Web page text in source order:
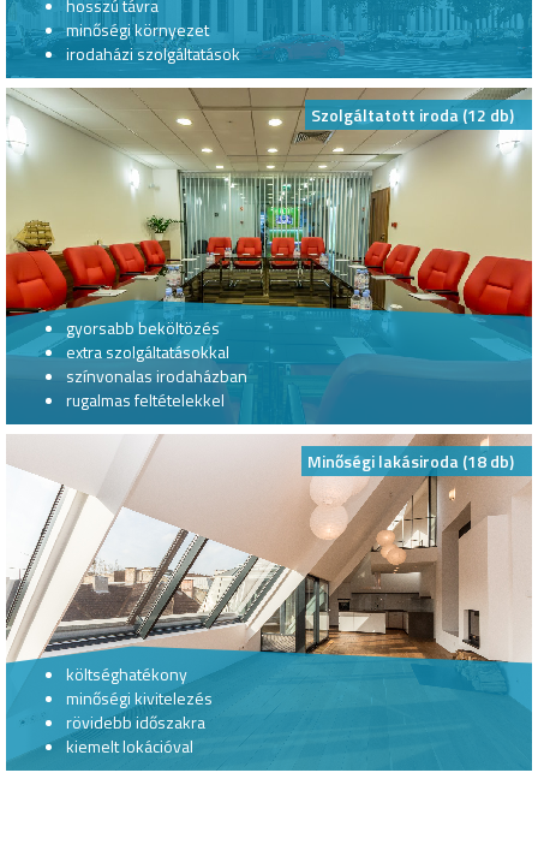
hosszú távra
minőségi környezet
irodaházi szolgáltatások
Szolgáltatott iroda (12 db)
gyorsabb beköltözés
extra szolgáltatásokkal
színvonalas irodaházban
rugalmas feltételekkel
Minőségi lakásiroda (18 db)
költséghatékony
minőségi kivitelezés
rövidebb időszakra
kiemelt lokációval